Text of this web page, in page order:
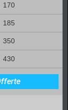
170
185
350
430